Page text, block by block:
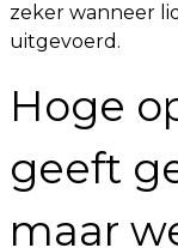
zeker wanneer
uitgevoerd.
Hoge
geeft
maar